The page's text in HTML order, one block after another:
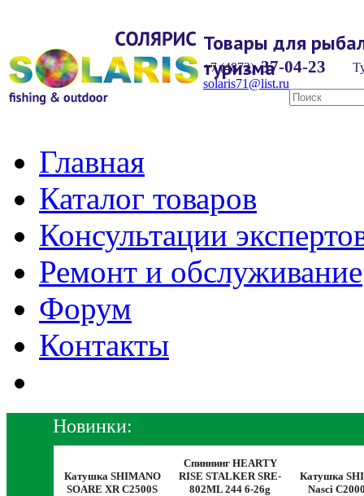
Товары для
туризма
+7 (4872) 37-04-23
solaris71@list.ru
Главная
Каталог товаров
Консультации
Ремонт и обслуживание
Форум
Контакты
Новинки:
Катушка SHIMANO
SOARE XR C2500S
Спиннинг HEARTY
RISE STALKER SRE-
802ML 244 6-26g
Катушка
Nasci